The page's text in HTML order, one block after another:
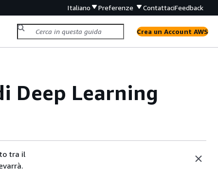
Italiano Preferenze ContattaciFeedback
Crea un Account AWS
Deep Learning
tra il